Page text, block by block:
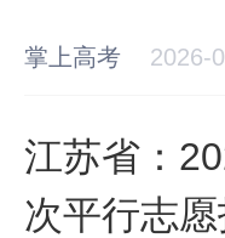
掌上高考 2026-
江苏省：
次平行志